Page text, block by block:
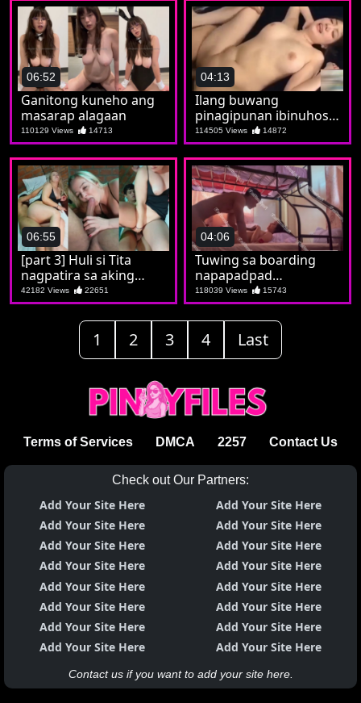
06:52
Ganitong kuneho ang
masarap alagaan
110129 Views 14713
04:13
Ilang buwang
pinagipunan ibinuhos
lahat kay Jilian
114505 Views 14872
06:55
[part 3] Huli si Tita
nagpatira sa aking
tropa
42182 Views 22651
04:06
Tuwing sa boarding
napapadpad
nadidiligan si Soledad
118039 Views 15743
1 2 3 4 Last
Terms of Services DMCA 2257 Contact Us
Check out Our Partners:
Add Your Site Here
Add Your Site Here
Add Your Site Here
Add Your Site Here
Add Your Site Here
Add Your Site Here
Add Your Site Here
Add Your Site Here
Add Your Site Here
Add Your Site Here
Add Your Site Here
Add Your Site Here
Add Your Site Here
Add Your Site Here
Add Your Site Here
Add Your Site Here
Contact us if you want to add your site here.